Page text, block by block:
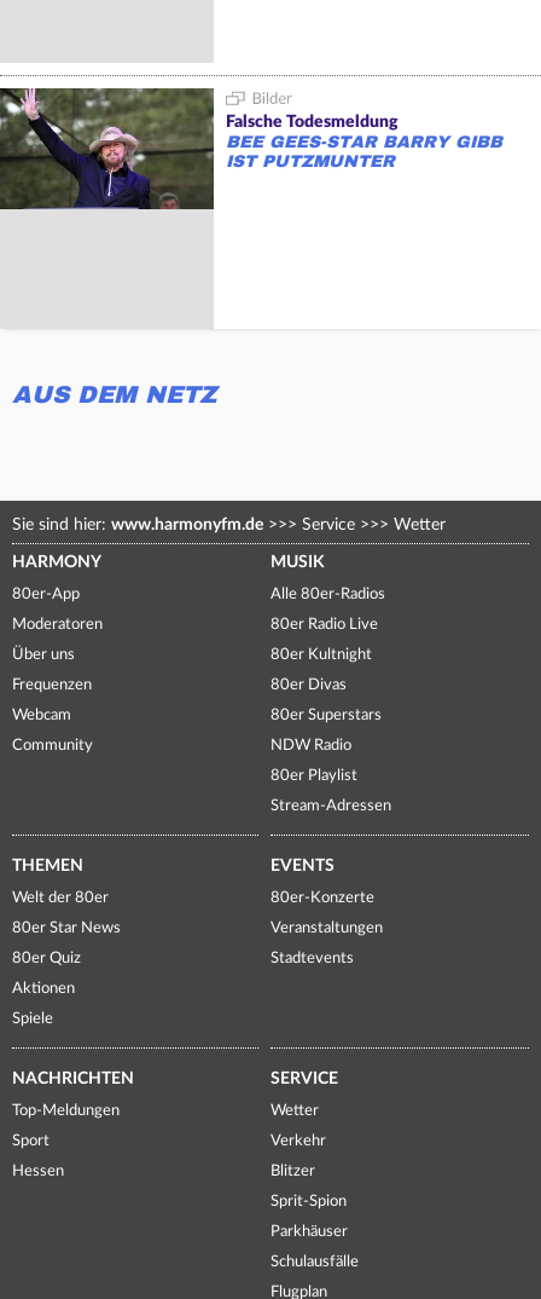
Falsche Todesmeldung
BEE GEES-STAR BARRY GIBB
IST PUTZMUNTER
AUS DEM NETZ
Sie sind hier: www.harmonyfm.de >>> Service >>> Wetter
HARMONY
80er-App
Moderatoren
Über uns
Frequenzen
Webcam
Community
MUSIK
Alle 80er-Radios
80er Radio Live
80er Kultnight
80er Divas
80er Superstars
NDW Radio
80er Playlist
Stream-Adressen
THEMEN
Welt der 80er
80er Star News
80er Quiz
Aktionen
Spiele
EVENTS
80er-Konzerte
Veranstaltungen
Stadtevents
NACHRICHTEN
Top-Meldungen
Sport
Hessen
SERVICE
Wetter
Verkehr
Blitzer
Sprit-Spion
Parkhäuser
Schulausfälle
Flugplan